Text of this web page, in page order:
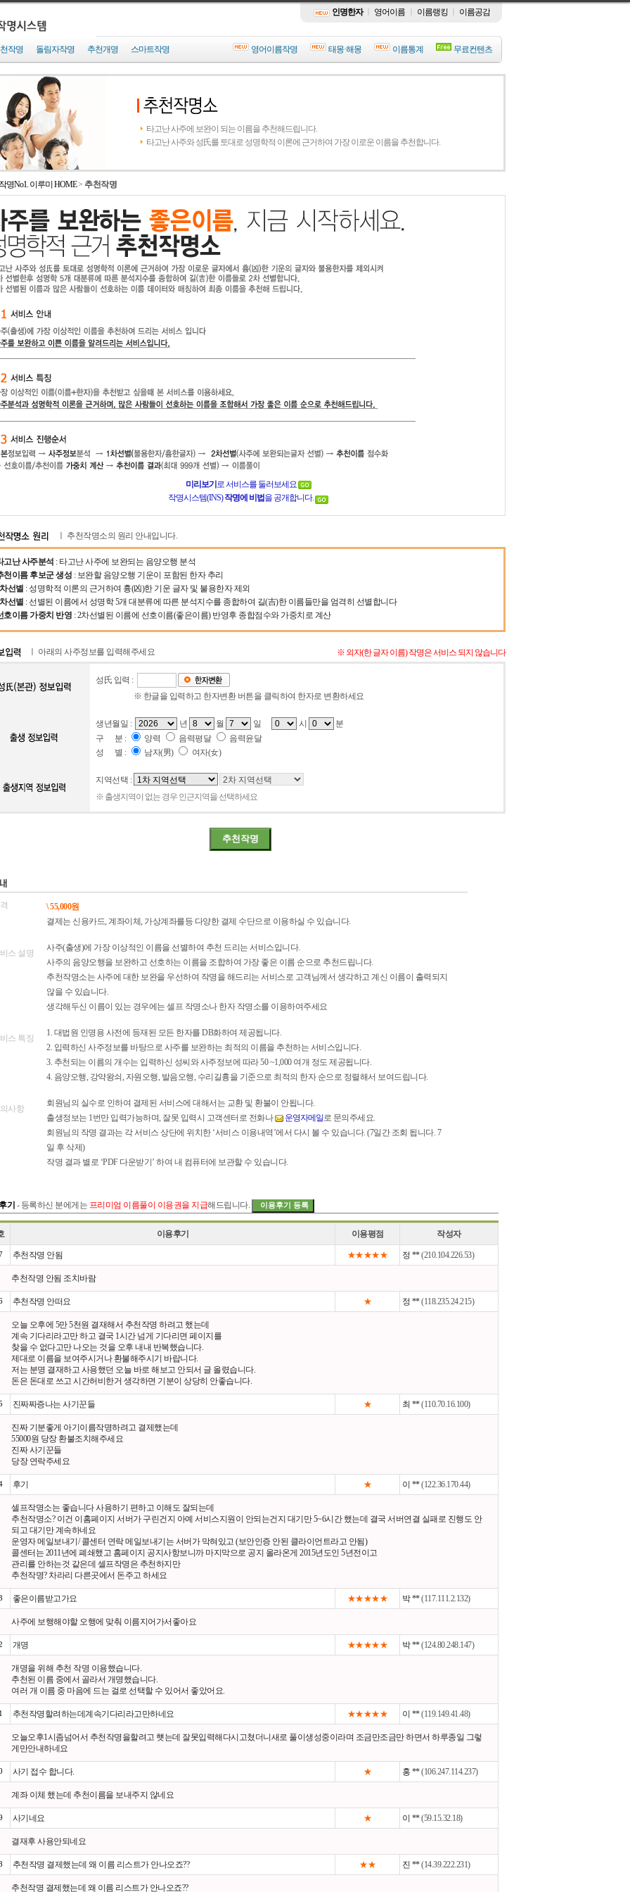
인명한자 영어이름 이름랭킹 이름공감
작명 돌림자작명 추천개명 스마트작명 영어이름작명 태몽·해몽 이름통계 무료컨텐츠
타고난 사주에 보완이 되는 이름을 추천해드립니다.
타고난 사주와 성氏를 토대로 성명학적 이론에 근거하여 가장 이로운 이름을 추천합니다.
명No1. 이루미 HOME> 추천작명
미리보기 로 서비스를 둘러보세요
작명시스템(INS)작명에 비법을 공개합니다.
ㅣ 추천작명소의 원리 안내입니다.
고난 사주분석 : 타고난 사주에 보완되는 음양오행 분석
천이름 후보군 생성 : 보완할 음양오행 기운이 포함된 한자 추리
선별 : 성명학적 이론의 근거하여 흉(凶)한 기운 글자 및 불용한자 제외
선별 : 선별된 이름에서 성명학 5개 대분류에 따른 분석지수를 종합하여 길(吉)한 이름들만을 엄격히 선별합니다
호이름 가중치 반영 : 2차선별된 이름에 선호이름(좋은이름) 반영후 종합점수와 가중치로 계산
ㅣ 아래의 사주정보를 입력해주세요 ※ 외자(한 글자 이름) 작명은 서비스 되지 않습니다
성氏 입력 :
※ 한글을 입력하고 한자변환 버튼을 클릭하여 한자로 변환하세요
생년월일 : 년 월 일 시
분
구 분 :
양력 음력평달
음력윤달
성 별 :
남자(男) 여자(女)
지역선택 :
※ 출생지역이 없는 경우 인근지역을 선택하세요
\ 55,000원
결제는 신용카드, 계좌이체, 가상계좌를등 다양한 결제 수단으로 이용하실 수 있습니다.
스 설명
사주(출생)에 가장 이상적인 이름을 선별하여 추천 드리는 서비스입니다.
사주의 음양오행을 보완하고 선호하는 이름을 조합하여 가장 좋은 이름 순으로 추천드립니다.
추천작명소는 사주에 대한 보완을 우선하여 작명을 해드리는 서비스로 고객님께서 생각하고 계신 이름이 출력되지
않을 수 있습니다.
생각해두신 이름이 있는 경우에는 셀프 작명소나 한자 작명소를 이용하여주세요
스 특징
1. 대법원 인명용 사전에 등재된 모든 한자를 DB화하여 제공됩니다.
2. 입력하신 사주정보를 바탕으로 사주를 보완하는 최적의 이름을 추천하는 서비스입니다.
3. 추천되는 이름의 개수는 입력하신 성씨와 사주정보에 따라 50 ~1,000 여개 정도 제공됩니다.
4. 음양오행, 강약왕쇠, 자원오행, 발음오행, 수리길흉을 기준으로 최적의 한자 순으로 정렬해서 보여드립니다.
사항
회원님의 실수로 인하여 결제된 서비스에 대해서는 교환 및 환불이 안됩니다.
출생정보는 1번만 입력가능하며, 잘못 입력시 고객센터로 전화나
운영자메일로 문의주세요.
회원님의 작명 결과는 각 서비스 상단에 위치한 ‘서비스 이용내역’에서 다시 볼 수 있습니다. (7일간 조회 됩니다. 7
일 후 삭제)
작명 결과 별로 ‘PDF 다운받기’ 하여 내 컴퓨터에 보관할 수 있습니다.
기 - 등록하신 분에게는 프리미엄 이름풀이 이용권을 지급해드립니다.
이용후기 이용평점 작성자
추천작명 안됨 ★★★★★ 정 **(210.104.226.53)
추천작명 안됨 조치바람
추천작명 안떠요 ★ 정 **(118.235.24.215)
오늘 오후에 5만 5천원 결재해서 추천작명 하려고 했는데
계속 기다리라고만 하고 결국 1시간 넘게 기다리면 페이지를
찾을 수 없다고만 나오는 것을 오후 내내 반복했습니다.
제대로 이름을 보여주시거나 환불해주시기 바랍니다.
저는 분명 결재하고 사용했던 오늘 바로 해보고 안되서 글 올렸습니다.
돈은 돈대로 쓰고 시간허비한거 생각하면 기분이 상당히 안좋습니다.
진짜짜증나는 사기꾼들 ★ 최 **(110.70.16.100)
진짜 기분좋게 아기이름작명하려고 결제했는데
55000원 당장 환불조치해주세요
진짜 사기꾼들
당장 연락주세요
후기 ★ 이 **(122.36.170.44)
셀프작명소는 좋습니다 사용하기 편하고 이해도 잘되는데
추천작명소? 이건 이홈페이지 서버가 구린건지 아예 서비스지원이 안되는건지 대기만 5~6시간 했는데 결국 서버연결 실패로 진행도 안
되고 대기만 계속하네요
운영자 메일보내기/ 콜센터 연락 메일보내기는 서버가 막혀있고 (보안인증 안된 클라이언트라고 안됨)
콜센터는 2011년에 폐쇄했고 홈페이지 공지사항보니까 마지막으로 공지 올라온게 2015년도인 5년전이고
관리를 안하는것 같은데 셀프작명은 추천하지만
추천작명? 차라리 다른곳에서 돈주고 하세요
좋은이름받고가요 ★★★★★ 박 **(117.111.2.132)
사주에 보행해야할 오행에 맞춰 이름지어가서좋아요
개명 ★★★★★ 박 **(124.80.248.147)
개명을 위해 추천 작명 이용했습니다.
추천된 이름 중에서 골라서 개명했습니다.
여러 개 이름 중 마음에 드는 걸로 선택할 수 있어서 좋았어요.
추천작명할려하는데계속기다리라고만하네요 ★★★★★ 이 **(119.149.41.48)
오늘오후1시좀넘어서 추천작명을할려고 햿는데 잘못입력해다시고쳤더니새로 풀이생성중이라며 조금만조금만 하면서 하루종일 그렇
게만안내하네요
사기 접수 합니다. ★ 홍 **(106.247.114.237)
계좌 이체 했는데 추천이름을 보내주지 않네요
사기네요 ★ 이 **(59.15.32.18)
결재후 사용안되네요
추천작명 결제했는데 왜 이름 리스트가 안나오죠?? ★★ 진 **(14.39.222.231)
추천작명 결제했는데 왜 이름 리스트가 안나오죠??